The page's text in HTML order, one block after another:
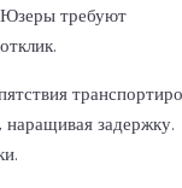
Юзеры требуют
задержку.